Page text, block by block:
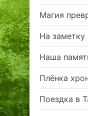
Магия
На заметку
Наша
Плёнка
Поездка в